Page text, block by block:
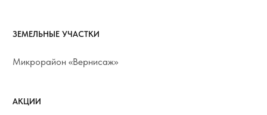
АКЦИИ
ЗЕМЕЛЬНЫЕ УЧАСТКИ
Микрорайон «Вернисаж»